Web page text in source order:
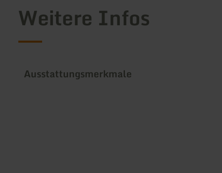
Weitere Infos
Ausstattungsmerkmale